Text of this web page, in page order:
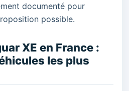
documenté pour
possible.
XE en France :
les plus